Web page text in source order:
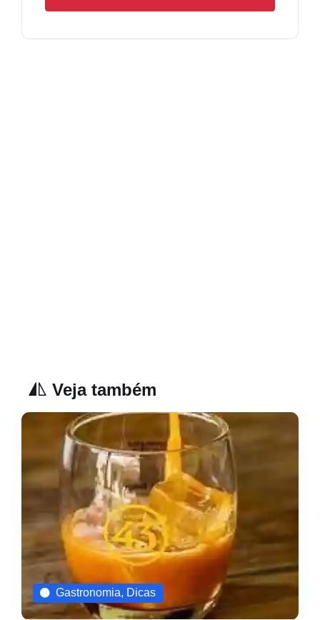
Veja também
Gastronomia, Dicas